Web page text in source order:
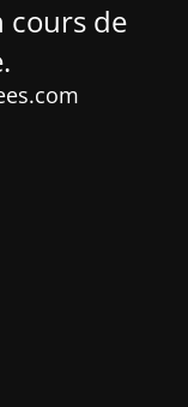
cours de